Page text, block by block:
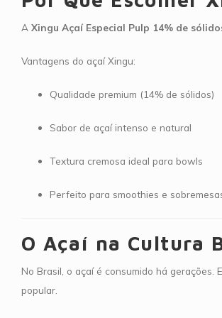
A Xingu Açaí Especial Pulp 14% de
Vantagens do açaí Xingu:
Qualidade premium (14% de sólidos)
Sabor de açaí intenso e natural
Textura cremosa ideal para bowls
Perfeito para smoothies e
O Açaí na Cultura
No Brasil, o açaí é consumido há gerações.
popular.